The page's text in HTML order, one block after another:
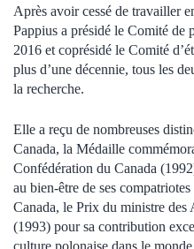
Après avoir cessé de travailler
Pappius a présidé le Comité de
2016 et coprésidé le Comité
plus d’une décennie, tous les
la recherche.
Elle a reçu de nombreuses
Canada, la Médaille
Confédération du Canada
au bien-être de ses
Canada, le Prix du ministre des
(1993) pour sa contribution
culture polonaise dans le